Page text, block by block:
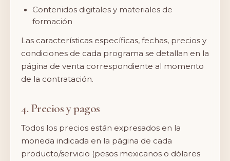
Contenidos digitales y materiales de
formación
Las características específicas, fechas, precios y
condiciones de cada programa se detallan en la
página de venta correspondiente al momento
de la contratación.
4. Precios y pagos
Todos los precios están expresados en la
moneda indicada en la página de cada
producto/servicio (pesos mexicanos o dólares